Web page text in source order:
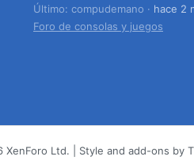
Último: compudemano
hace 2
Foro de consolas y juegos
XenForo Ltd. Style and add-ons by